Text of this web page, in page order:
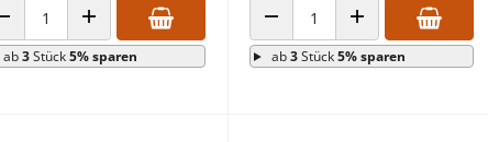
ANZAHL VERRINGERNANZAHL ERHÖHEN
ab3Stück5% sparen
ANZAHL VERRINGERNANZAHL ERHÖHEN
ab3Stück5% sparen